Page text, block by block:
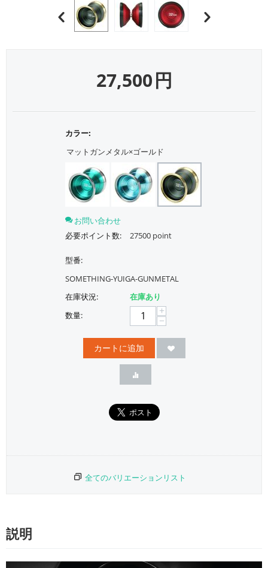
27,500円
カラー:
マットガンメタル×ゴールド
お問い合わせ
必要ポイント数:
27500 point
型番:
SOMETHING-YUIGA-GUNMETAL
在庫状況:
在庫あり
数量:
+
−
カートに追加
全てのバリエーションリスト
説明